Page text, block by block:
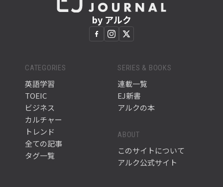
by アルク
CATEGORIES
英語学習
TOEIC
ビジネス
カルチャー
トレンド
全ての記事
タグ一覧
SERIES & BOOKS
連載一覧
EJ新書
アルクの本
ABOUT
このサイトについて
アルク公式サイト